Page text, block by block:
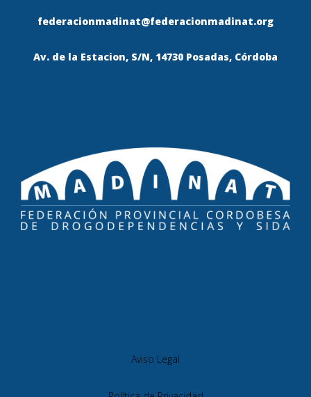
federacionmadinat@federacionmadinat.org
Av. de la Estacion, S/N, 14730 Posadas, Córdoba
Aviso Legal